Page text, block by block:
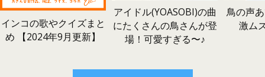
インコの歌やクイズまと
め 【2024年9月更新】
アイドル(YOASOBI)の曲
にたくさんの鳥さんが登
場！可愛すぎる〜♪
鳥の声
激ム